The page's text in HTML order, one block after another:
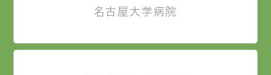
名古屋大学病院